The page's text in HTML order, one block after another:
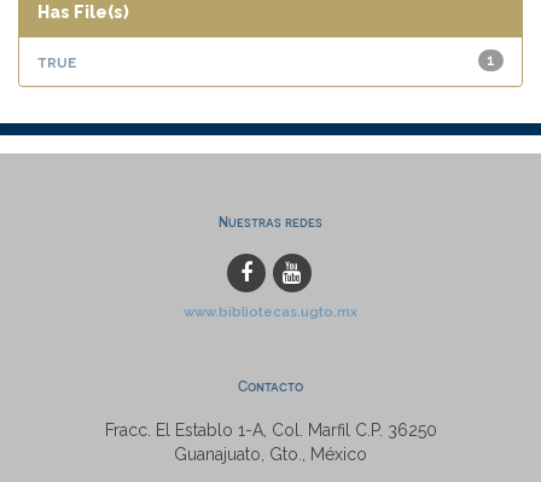
Has File(s)
1
true
Nuestras redes
www.bibliotecas.ugto.mx
Contacto
Fracc. El Establo 1-A, Col. Marfil C.P. 36250
Guanajuato, Gto., México